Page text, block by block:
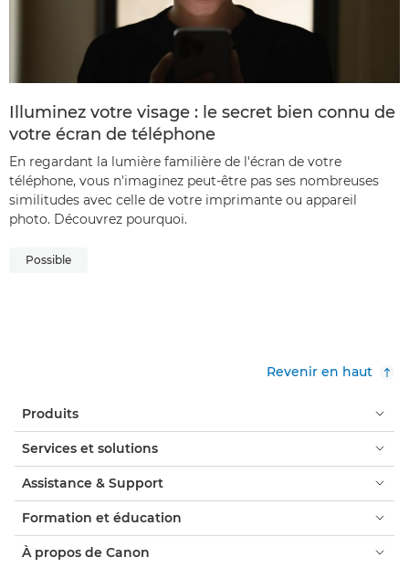
Illuminez votre visage : le secret bien connu de
votre écran de téléphone
En regardant la lumière familière de l'écran de votre
téléphone, vous n'imaginez peut-être pas ses nombreuses
similitudes avec celle de votre imprimante ou appareil
photo. Découvrez pourquoi.
Possible
Revenir en haut
Produits
Services et solutions
Assistance & Support
Formation et éducation
À propos de Canon